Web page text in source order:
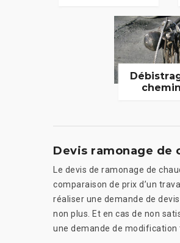
Devis ramonage de
Le devis de ramonage de
comparaison de prix d’un
réaliser une demande de
non plus. Et en cas de non
une demande de